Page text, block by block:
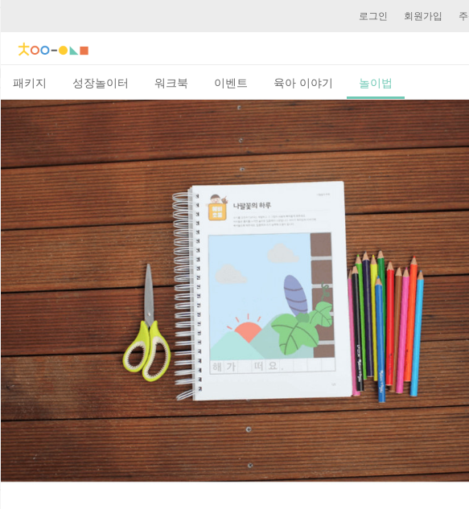
로그인 회원가입
패키지 성장놀이터 워크북 이벤트 육아 이야기 놀이법